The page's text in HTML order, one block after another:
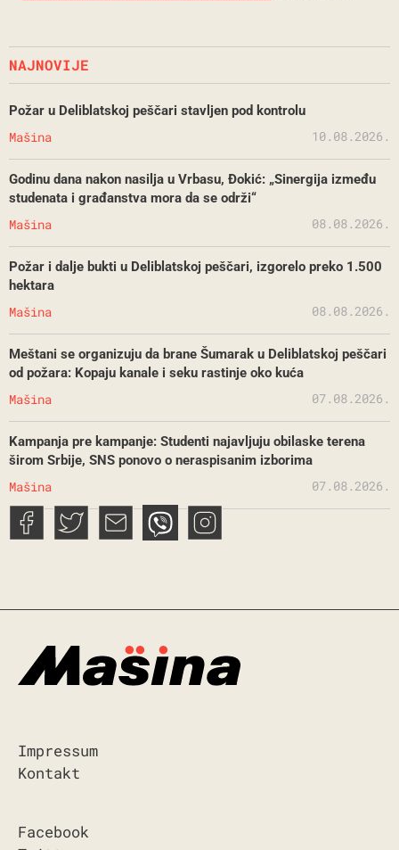
NAJNOVIJE
Požar u Deliblatskoj peščari stavljen pod kontrolu
Mašina 10.08.2026.
Godinu dana nakon nasilja u Vrbasu, Đokić: „Sinergija između
studenata i građanstva mora da se održi“
Mašina 08.08.2026.
Požar i dalje bukti u Deliblatskoj peščari, izgorelo preko 1.500
hektara
Mašina 08.08.2026.
Meštani se organizuju da brane Šumarak u Deliblatskoj peščari
od požara: Kopaju kanale i seku rastinje oko kuća
Mašina 07.08.2026.
Kampanja pre kampanje: Studenti najavljuju obilaske terena
širom Srbije, SNS ponovo o neraspisanim izborima
Mašina 07.08.2026.
Impressum
Kontakt
Facebook